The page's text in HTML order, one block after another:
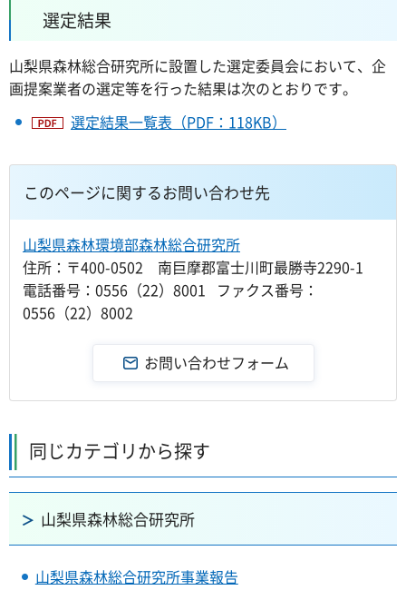
選定結果
山梨県森林総合研究所に設置した選定委員会において、企
画提案業者の選定等を行った結果は次のとおりです。
選定結果一覧表（PDF：118KB）
このページに関するお問い合わせ先
山梨県森林環境部森林総合研究所
住所：〒400-0502 南巨摩郡富士川町最勝寺2290-1
電話番号：0556（22）8001 ファクス番号：
0556（22）8002
同じカテゴリから探す
山梨県森林総合研究所
山梨県森林総合研究所事業報告